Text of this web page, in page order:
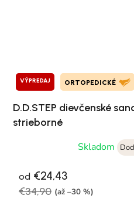
VÝPREDAJ ORTOPEDICKÉ
D.D.STEP dievčenské
strieborné
Skladom
od €24,43
€34,90 (až –30 %)